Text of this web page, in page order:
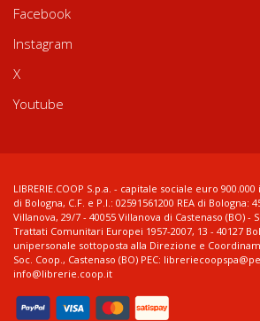
Facebook
Instagram
X
Youtube
LIBRERIE.COOP S.p.a. - capitale sociale euro
di Bologna, C.F. e P.I.: 02591561200 REA di Bologna:
Villanova, 29/7 - 40055 Villanova di Castenaso (BO) -
Trattati Comunitari Europei 1957-2007, 13 - 40127
unipersonale sottoposta alla Direzione e
Soc. Coop., Castenaso (BO) PEC:
info@librerie.coop.it